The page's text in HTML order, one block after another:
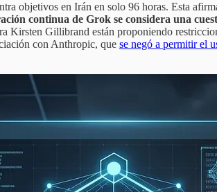
objetivos en Irán en solo 96 horas. Esta
continua de Grok se considera una
Kirsten Gillibrand están proponiendo
con Anthropic, que se negó a permitir el